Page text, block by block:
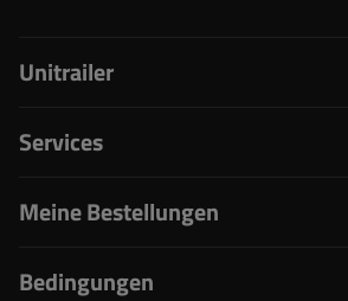
Unitrailer
Services
Meine Bestellungen
Bedingungen